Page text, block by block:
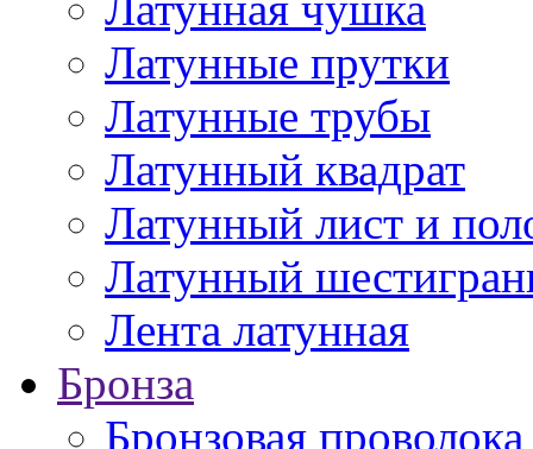
Латунные прутки
Латунные трубы
Латунный квадрат
Латунный лист и
Латунный
Лента латунная
Бронза
Бронзовая проволока